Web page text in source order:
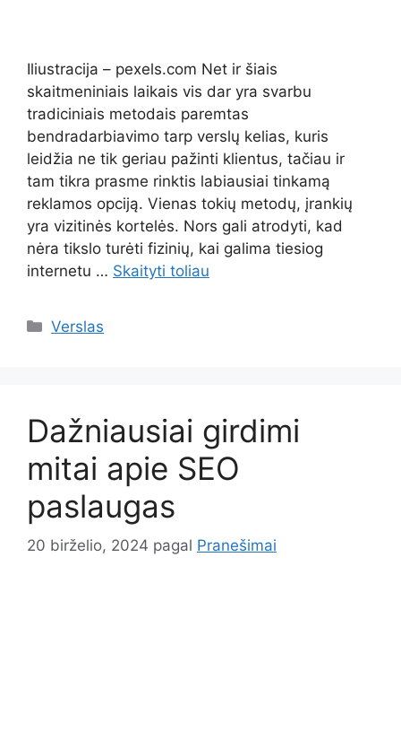
Iliustracija – pexels.com Net ir šiais
skaitmeniniais laikais vis dar yra svarbu
tradiciniais metodais paremtas
bendradarbiavimo tarp verslų kelias, kuris
leidžia ne tik geriau pažinti klientus, tačiau ir
tam tikra prasme rinktis labiausiai tinkamą
reklamos opciją. Vienas tokių metodų, įrankių
yra vizitinės kortelės. Nors gali atrodyti, kad
nėra tikslo turėti fizinių, kai galima tiesiog
internetu … Skaityti toliau
Kategorijos
Verslas
Dažniausiai girdimi
mitai apie SEO
paslaugas
20 birželio, 2024 pagal Pranešimai